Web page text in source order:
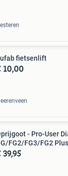
fietsenlift
10,00
- Pro-User
FG2/FG3/FG2 Plus